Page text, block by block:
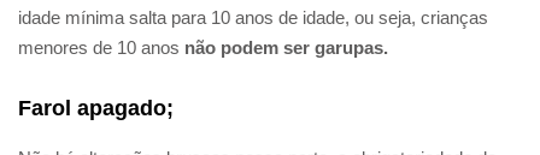
idade mínima salta para 10 anos de idade, ou seja, crianças
menores de 10 anos não podem ser garupas.
Farol apagado;